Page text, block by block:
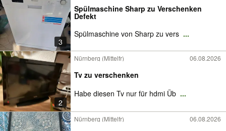
3
Spülmaschine Sharp zu Verschenken
Defekt
Spülmaschine von Sharp zu vers ...
2
Nürnberg (Mittelfr) 06.08.2026
Tv zu verschenken
Habe diesen Tv nur für hdmi Üb ...
Nürnberg (Mittelfr) 06.08.2026